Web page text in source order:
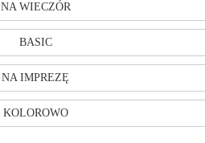
NA WIECZÓR
BASIC
NA IMPREZĘ
KOLOROWO